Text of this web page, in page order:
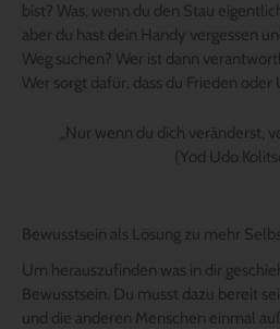
bist? Was, wenn du den Stau
aber du hast dein Handy vergessen
Weg suchen? Wer ist dann
Wer sorgt dafür, dass du Frieden
„Nur wenn du dich veränderst,
(Yod Udo
Bewusstsein als Lösung zu mehr
Um herauszufinden was in dir
Bewusstsein. Du musst dazu bereit
und die anderen Menschen einmal